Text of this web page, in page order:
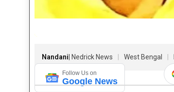
Nandani | Nedrick News West Bengal
Follow Us on
Google News